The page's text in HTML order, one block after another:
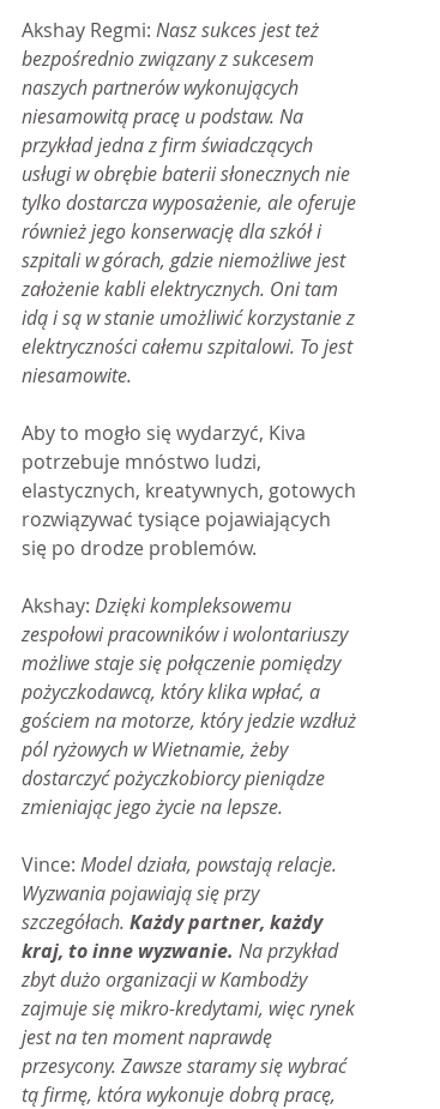
Akshay Regmi: Nasz sukces jest też
bezpośrednio związany z sukcesem
naszych partnerów wykonujących
niesamowitą pracę u podstaw. Na
przykład jedna z firm świadczących
usługi w obrębie baterii słonecznych nie
tylko dostarcza wyposażenie, ale oferuje
również jego konserwację dla szkół i
szpitali w górach, gdzie niemożliwe jest
założenie kabli elektrycznych. Oni tam
idą i są w stanie umożliwić korzystanie z
elektryczności całemu szpitalowi. To jest
niesamowite.
Aby to mogło się wydarzyć, Kiva
potrzebuje mnóstwo ludzi,
elastycznych, kreatywnych, gotowych
rozwiązywać tysiące pojawiających
się po drodze problemów.
Akshay: Dzięki kompleksowemu
zespołowi pracowników i wolontariuszy
możliwe staje się połączenie pomiędzy
pożyczkodawcą, który klika wpłać, a
gościem na motorze, który jedzie wzdłuż
pól ryżowych w Wietnamie, żeby
dostarczyć pożyczkobiorcy pieniądze
zmieniając jego życie na lepsze.
Vince: Model działa, powstają relacje.
Wyzwania pojawiają się przy
szczegółach. Każdy partner, każdy
kraj, to inne wyzwanie. Na przykład
zbyt dużo organizacji w Kambodży
zajmuje się mikro-kredytami, więc rynek
jest na ten moment naprawdę
przesycony. Zawsze staramy się wybrać
tą firmę, która wykonuje dobrą pracę,